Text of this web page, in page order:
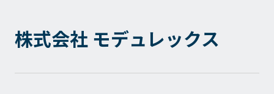
事例紹介
株式会社 モデュレックス